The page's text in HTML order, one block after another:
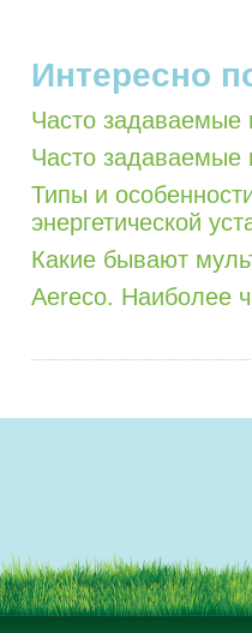
Интересно
Часто задаваемые
Часто задаваемые
Типы и
энергетической
Какие бывают
Aereco. Наиболее